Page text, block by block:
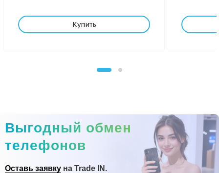
Купить
Выгодный обмен
телефонов
Оставь заявку на Trade IN.